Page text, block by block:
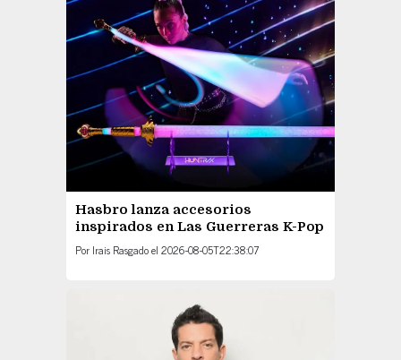
Hasbro lanza accesorios
inspirados en Las Guerreras K-Pop
Por Irais Rasgadoel 2026-08-05T22:38:07